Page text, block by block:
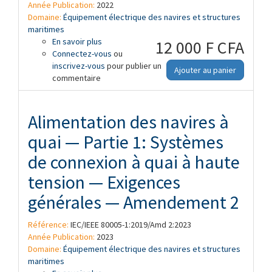
Année Publication: 2022
Domaine: Équipement électrique des navires et structures
maritimes
12 000 F CFA
Ajouter au panier
En savoir plus à propos de Alimentation des navires à
quai — Partie 1: Systèmes de connexion à
quai à haute tension — Exigences
générales — Amendement 1
Connectez-vous ou
inscrivez-vous pour publier un
commentaire
Alimentation des navires à
quai — Partie 1: Systèmes
de connexion à quai à haute
tension — Exigences
générales — Amendement 2
Référence: IEC/IEEE 80005-1:2019/Amd 2:2023
Année Publication: 2023
Domaine: Équipement électrique des navires et structures
maritimes